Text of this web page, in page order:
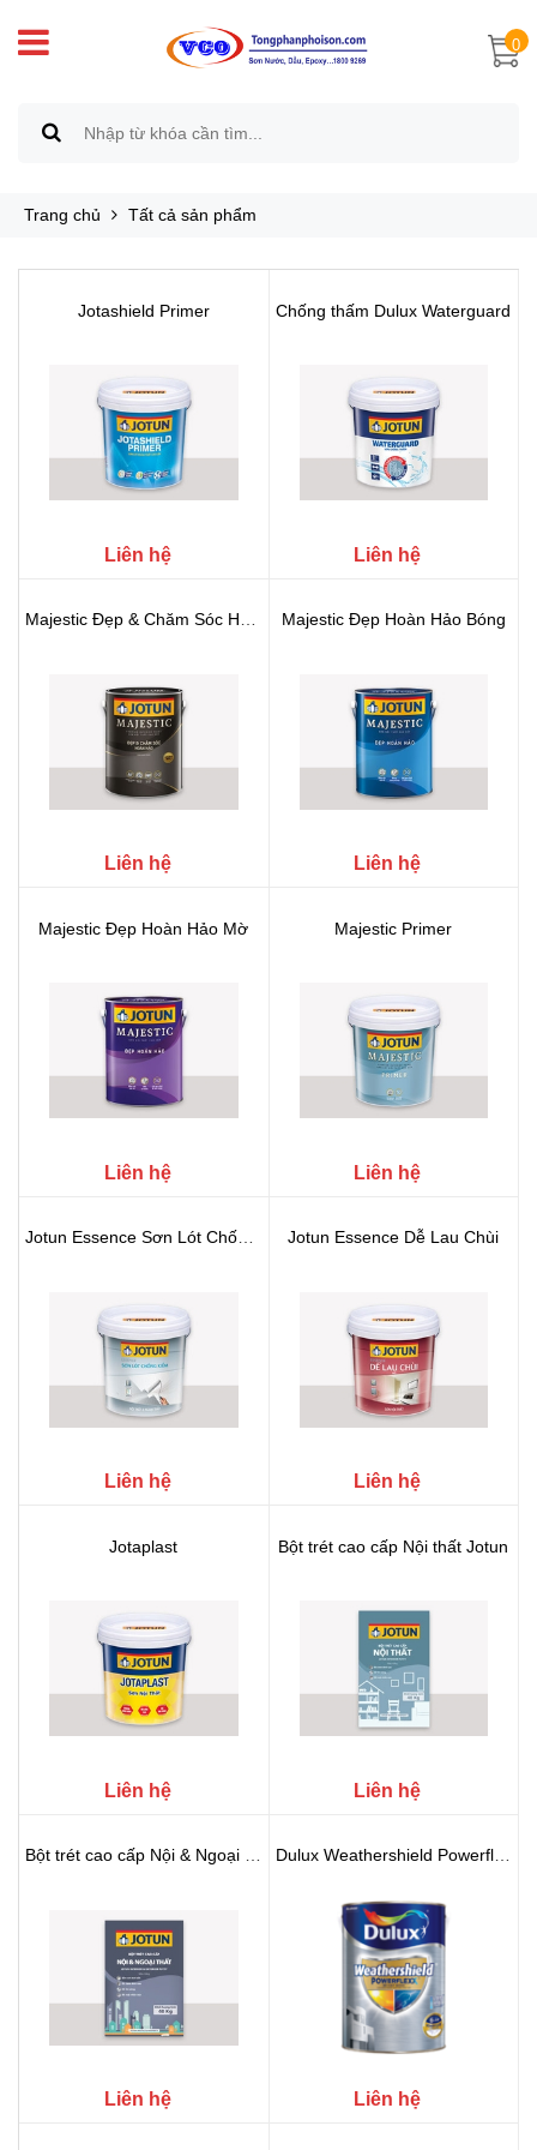
0
Trang chủ Tất cả sản phẩm
Jotashield Primer
Liên hệ
Chống thấm Dulux Waterguard
Liên hệ
Majestic Đẹp & Chăm Sóc Hoàn Hảo
Liên hệ
Majestic Đẹp Hoàn Hảo Bóng
Liên hệ
Majestic Đẹp Hoàn Hảo Mờ
Liên hệ
Majestic Primer
Liên hệ
Jotun Essence Sơn Lót Chống Kiềm
Liên hệ
Jotun Essence Dễ Lau Chùi
Liên hệ
Jotaplast
Liên hệ
Bột trét cao cấp Nội thất Jotun
Liên hệ
Bột trét cao cấp Nội & Ngoại thất
Liên hệ
Dulux Weathershield Powerflexx B...
Liên hệ